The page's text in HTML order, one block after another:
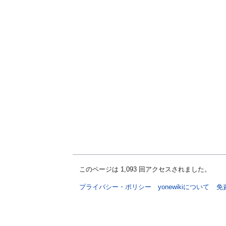
このページは 1,093 回アクセスされました。
プライバシー・ポリシー yonewikiについて 免